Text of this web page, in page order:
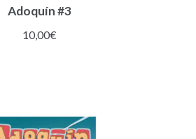
Adoquín #3
10,00€